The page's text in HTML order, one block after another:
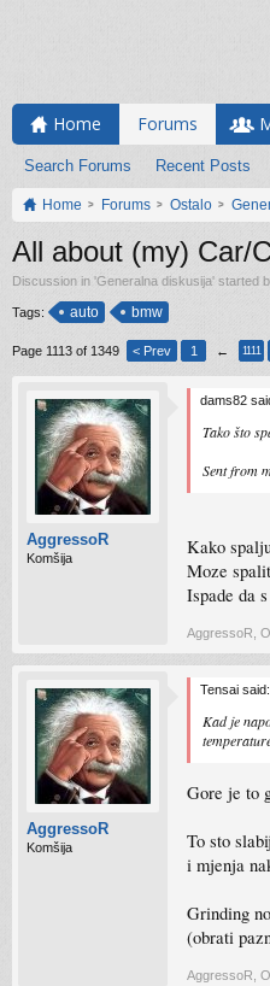
Home Forums
Search Forums Recent Posts
Home Forums Ostalo
All about (my) Car/
Discussion in 'Generalna diskusija' started
Tags: auto bmw
Page 1113 of 1349 < Prev 1 ← 1111
AggressoR
Komšija
dams82
Tako što
Sent from
Kako
Moze
Ispade da
AggressoR
AggressoR
Komšija
Tensai said:
Kad je
Gore je to
To sto
i mjenja
Grinding
(obrati
AggressoR